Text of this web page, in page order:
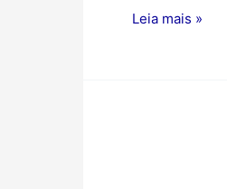
Leia mais »